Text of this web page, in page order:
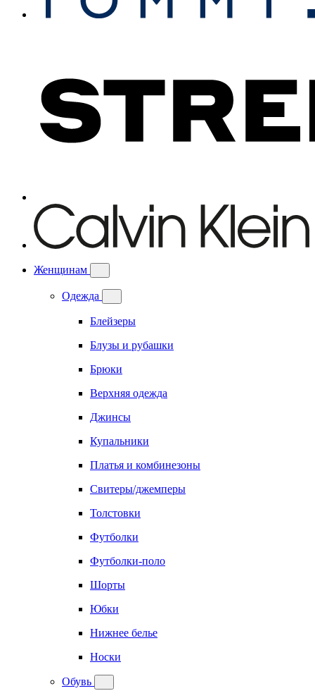
Женщинам
Одежда
Блейзеры
Блузы и рубашки
Брюки
Верхняя одежда
Джинсы
Купальники
Платья и комбинезоны
Свитеры/джемперы
Толстовки
Футболки
Футболки-поло
Шорты
Юбки
Нижнее белье
Носки
Обувь